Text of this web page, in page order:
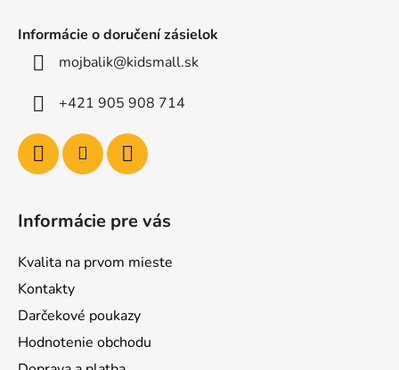
Informácie o doručení zásielok
mojbalik@kidsmall.sk
+421 905 908 714
Informácie pre vás
Kvalita na prvom mieste
Kontakty
Darčekové poukazy
Hodnotenie obchodu